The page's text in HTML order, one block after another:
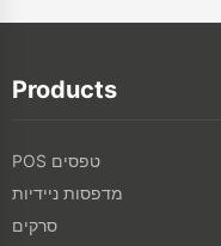
Products
POS טפסים
מדפסות ניידיות
סרקים